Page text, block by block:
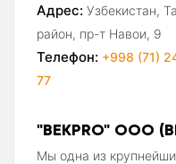
Адрес: Узбекистан,
район, пр-т Навои, 9
Телефон: +998 (71)
77
"BEKPRO" ООО
Мы одна из